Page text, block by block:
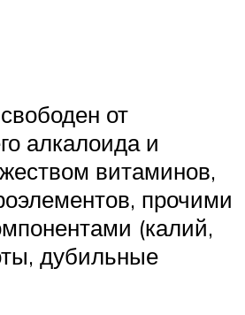
от
алкалоида и
витаминов,
прочими
(калий,
дубильные